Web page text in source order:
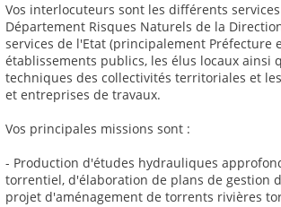
Vos interlocuteurs sont les différents services
Département Risques Naturels de la
services de l'Etat (principalement Préfecture
établissements publics, les élus locaux ainsi
techniques des collectivités territoriales et
et entreprises de travaux.
Vos principales missions sont :
- Production d'études hydrauliques
torrentiel, d'élaboration de plans de gestion
projet d'aménagement de torrents rivières